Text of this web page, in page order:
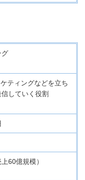
ティングなどを立ち
していく役割
60億規模）